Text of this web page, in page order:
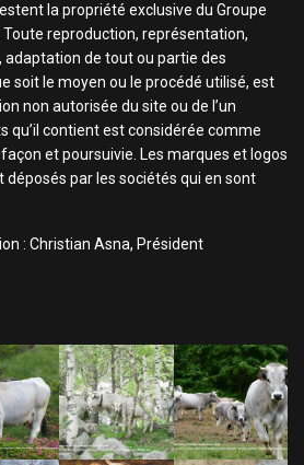
la propriété exclusive du Groupe
Toute reproduction, représentation,
de tout ou partie des
soit le moyen ou le procédé utilisé, est
non autorisée du site ou de l’un
qu’il contient est considérée comme
et poursuivie. Les marques et logos
par les sociétés qui en sont
: Christian Asna, Président